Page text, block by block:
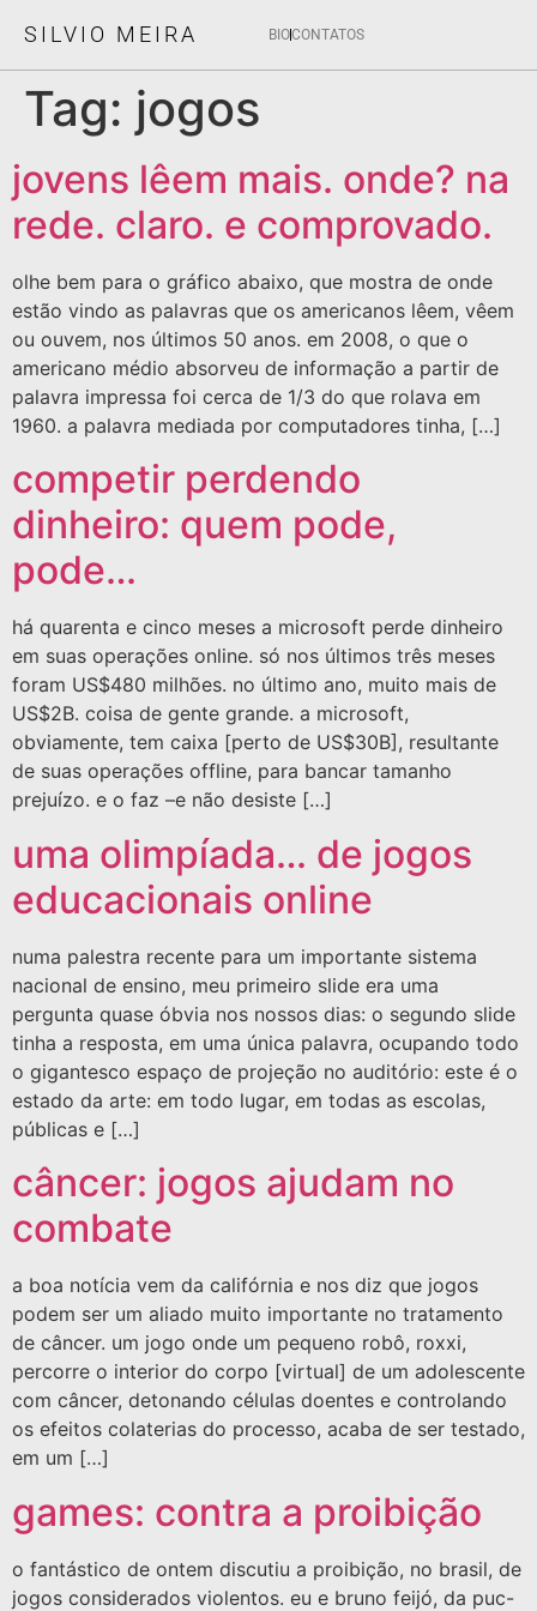
SILVIO MEIRA BIOCONTATOS
Tag: jogos
jovens lêem mais. onde? na
rede. claro. e comprovado.
olhe bem para o gráfico abaixo, que mostra de onde
estão vindo as palavras que os americanos lêem, vêem
ou ouvem, nos últimos 50 anos. em 2008, o que o
americano médio absorveu de informação a partir de
palavra impressa foi cerca de 1/3 do que rolava em
1960. a palavra mediada por computadores tinha, […]
competir perdendo
dinheiro: quem pode,
pode…
há quarenta e cinco meses a microsoft perde dinheiro
em suas operações online. só nos últimos três meses
foram US$480 milhões. no último ano, muito mais de
US$2B. coisa de gente grande. a microsoft,
obviamente, tem caixa [perto de US$30B], resultante
de suas operações offline, para bancar tamanho
prejuízo. e o faz –e não desiste […]
uma olimpíada… de jogos
educacionais online
numa palestra recente para um importante sistema
nacional de ensino, meu primeiro slide era uma
pergunta quase óbvia nos nossos dias: o segundo slide
tinha a resposta, em uma única palavra, ocupando todo
o gigantesco espaço de projeção no auditório: este é o
estado da arte: em todo lugar, em todas as escolas,
públicas e […]
câncer: jogos ajudam no
combate
a boa notícia vem da califórnia e nos diz que jogos
podem ser um aliado muito importante no tratamento
de câncer. um jogo onde um pequeno robô, roxxi,
percorre o interior do corpo [virtual] de um adolescente
com câncer, detonando células doentes e controlando
os efeitos colaterias do processo, acaba de ser testado,
em um […]
games: contra a proibição
o fantástico de ontem discutiu a proibição, no brasil, de
jogos considerados violentos. eu e bruno feijó, da puc-